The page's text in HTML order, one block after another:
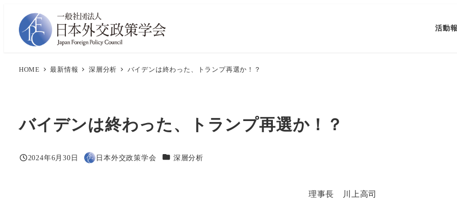
活動
HOME 最新情報 深層分析 バイデンは終わった、トランプ再選か！？
バイデンは終わった、トランプ再選か！？
投稿日
2024年6月30日
著
日本外交政策学会 カテゴリー
深層分析
理事長 川上高司